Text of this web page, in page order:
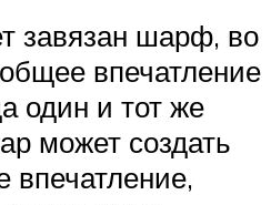
завязан шарф, во
впечатление
один и тот же
может создать
впечатление,